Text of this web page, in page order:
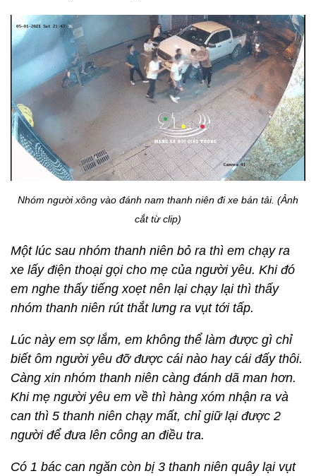
Nhóm người xông vào đánh nam thanh niên đi xe bán tải. (Ảnh
cắt từ clip)
Một lúc sau nhóm thanh niên bỏ ra thì em chạy ra
xe lấy điện thoại gọi cho mẹ của người yêu. Khi đó
em nghe thấy tiếng xoẹt nên lại chạy lại thì thấy
nhóm thanh niên rút thắt lưng ra vụt tới tấp.
Lúc này em sợ lắm, em không thể làm được gì chỉ
biết ôm người yêu đỡ được cái nào hay cái đấy thôi.
Càng xin nhóm thanh niên càng đánh dã man hơn.
Khi mẹ người yêu em về thì hàng xóm nhận ra và
can thì 5 thanh niên chạy mất, chỉ giữ lại được 2
người để đưa lên công an điều tra.
Có 1 bác can ngăn còn bị 3 thanh niên quây lại vụt